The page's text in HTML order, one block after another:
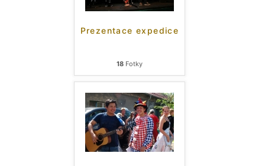
Prezentace expedice
18Fotky